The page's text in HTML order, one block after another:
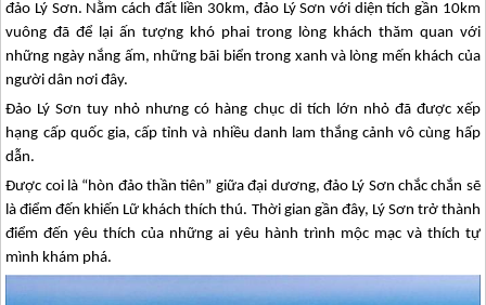
đảo Lý Sơn. Nằm cách đất liền 30km, đảo Lý Sơn với diện tích gần 10km
vuông đã để lại ấn tượng khó phai trong lòng khách thăm quan với
những ngày nắng ấm, những bãi biển trong xanh và lòng mến khách của
người dân nơi đây.
Đảo Lý Sơn tuy nhỏ nhưng có hàng chục di tích lớn nhỏ đã được xếp
hạng cấp quốc gia, cấp tỉnh và nhiều danh lam thắng cảnh vô cùng hấp
dẫn.
Được coi là “hòn đảo thần tiên” giữa đại dương, đảo Lý Sơn chắc chắn sẽ
là điểm đến khiến Lữ khách thích thú. Thời gian gần đây, Lý Sơn trở thành
điểm đến yêu thích của những ai yêu hành trình mộc mạc và thích tự
mình khám phá.